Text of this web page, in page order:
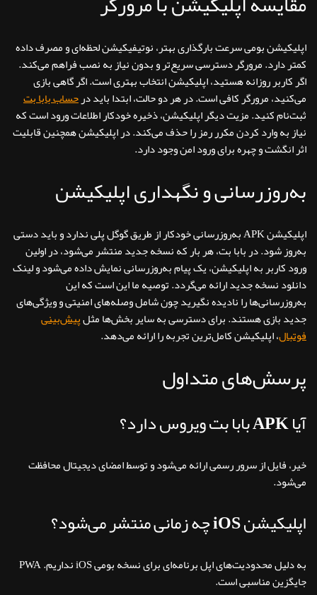
اپلیکیشن بومی سرعت بارگذاری بهتر، نوتیفیکیشن لحظه‌ای و مصرف داده
کمتر دارد. مرورگر دسترسی سریع‌تر و بدون نیاز به نصب فراهم می‌کند.
اگر کاربر روزانه هستید، اپلیکیشن انتخاب بهتری است. اگر گاهی بازی
می‌کنید، مرورگر کافی است. در هر دو حالت، ابتدا باید درحساب بابا بت
ثبت‌نام کنید. مزیت دیگر اپلیکیشن، ذخیره خودکار اطلاعات ورود است که
نیاز به وارد کردن مکرر رمز را حذف می‌کند. در اپلیکیشن همچنین قابلیت
اثر انگشت و چهره برای ورود امن وجود دارد.
به‌روزرسانی و نگهداری اپلیکیشن
اپلیکیشن APK به‌روزرسانی خودکار از طریق گوگل پلی ندارد و باید دستی
به‌روز شود. در بابا بت، هر بار که نسخه جدید منتشر می‌شود، در اولین
ورود کاربر به اپلیکیشن، یک پیام به‌روزرسانی نمایش داده می‌شود و لینک
دانلود نسخه جدید ارائه می‌گردد. توصیه ما این است که این
به‌روزرسانی‌ها را نادیده نگیرید چون شامل وصله‌های امنیتی و ویژگی‌های
جدید بازی هستند. برای دسترسی به سایر بخش‌ها مثلپیش‌بینی
فوتبال، اپلیکیشن کامل‌ترین تجربه را ارائه می‌دهد.
پرسش‌های متداول
آیا APK بابا بت ویروس دارد؟
خیر، فایل از سرور رسمی ارائه می‌شود و توسط امضای دیجیتال محافظت
می‌شود.
اپلیکیشن iOS چه زمانی منتشر می‌شود؟
به دلیل محدودیت‌های اپل برنامه‌ای برای نسخه بومی iOS نداریم. PWA
جایگزین مناسبی است.